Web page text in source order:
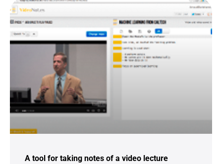
A tool for taking notes of a video lecture